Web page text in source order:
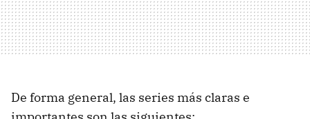
De forma general, las series más claras e